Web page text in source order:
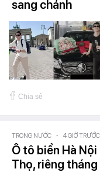
sang chảnh
Chia sẻ
TRONG NƯỚC - 4 GIỜ TRƯỚC
Ô tô biển Hà
Thọ, riêng